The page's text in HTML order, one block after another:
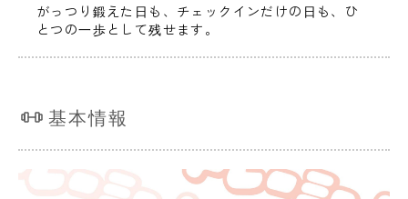
がっつり鍛えた日も、チェックインだけの日も、ひ
とつの一歩として残せます。
基本情報